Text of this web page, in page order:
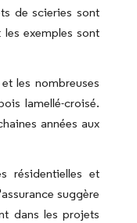
de scieries sont
exemples sont
les nombreuses
lamellé-croisé.
années aux
résidentielles et
suggère
dans les projets